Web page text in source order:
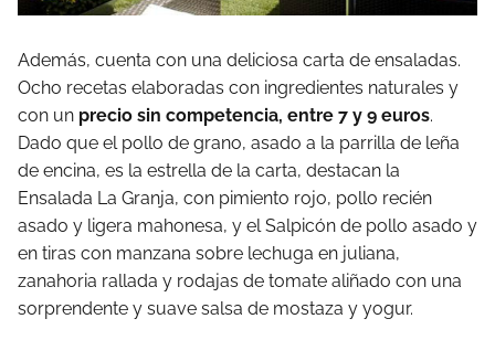
Además, cuenta con una deliciosa carta de ensaladas.
Ocho recetas elaboradas con ingredientes naturales y
con un precio sin competencia, entre 7 y 9 euros.
Dado que el pollo de grano, asado a la parrilla de leña
de encina, es la estrella de la carta, destacan la
Ensalada La Granja, con pimiento rojo, pollo recién
asado y ligera mahonesa, y el Salpicón de pollo asado y
en tiras con manzana sobre lechuga en juliana,
zanahoria rallada y rodajas de tomate aliñado con una
sorprendente y suave salsa de mostaza y yogur.